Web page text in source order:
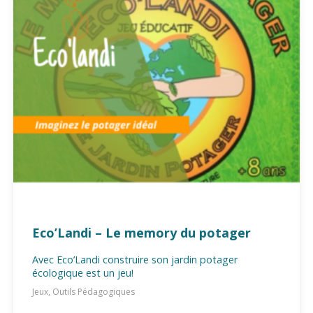
Eco’Landi – Le memory du potager
Avec Eco’Landi construire son jardin potager
écologique est un jeu!
Jeux, Outils Pédagogiques